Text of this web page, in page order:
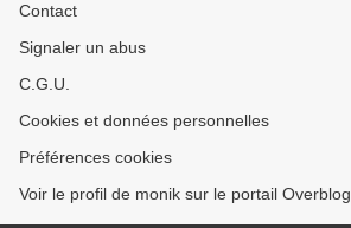
Contact
Signaler un abus
C.G.U.
Cookies et données personnelles
Préférences cookies
Voir le profil de monik sur le portail Overblog